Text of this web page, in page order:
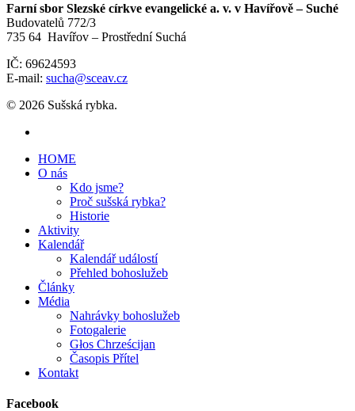
Farní sbor Slezské církve evangelické a. v. v Havířově – Suché
Budovatelů 772/3
735 64 Havířov – Prostřední Suchá
IČ: 69624593
E-mail: sucha@sceav.cz
© 2026 Sušská rybka.
HOME
O nás
Kdo jsme?
Proč sušská rybka?
Historie
Aktivity
Kalendář
Kalendář událostí
Přehled bohoslužeb
Články
Média
Nahrávky bohoslužeb
Fotogalerie
Głos Chrześcijan
Časopis Přítel
Kontakt
Facebook